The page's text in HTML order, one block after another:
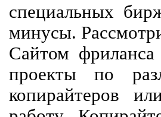
специальных
минусы.
Сайтом фриланса
проекты по
копирайтеров